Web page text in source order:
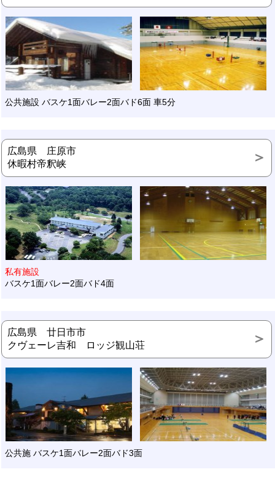
公共施設 バスケ1面バレー2面バド6面 車5分
広島県 庄原市
休暇村帝釈峡
私有施設
バスケ1面バレー2面バド4面
広島県 廿日市市
クヴェーレ吉和 ロッジ観山荘
公共施 バスケ1面バレー2面バド3面